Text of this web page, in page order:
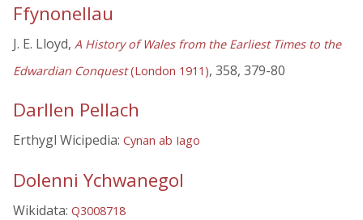
Ffynonellau
J. E. Lloyd, A History of Wales from the Earliest Times to the
Edwardian Conquest(London 1911), 358, 379-80
Darllen Pellach
Erthygl Wicipedia: Cynan ab Iago
Dolenni Ychwanegol
Wikidata: Q3008718